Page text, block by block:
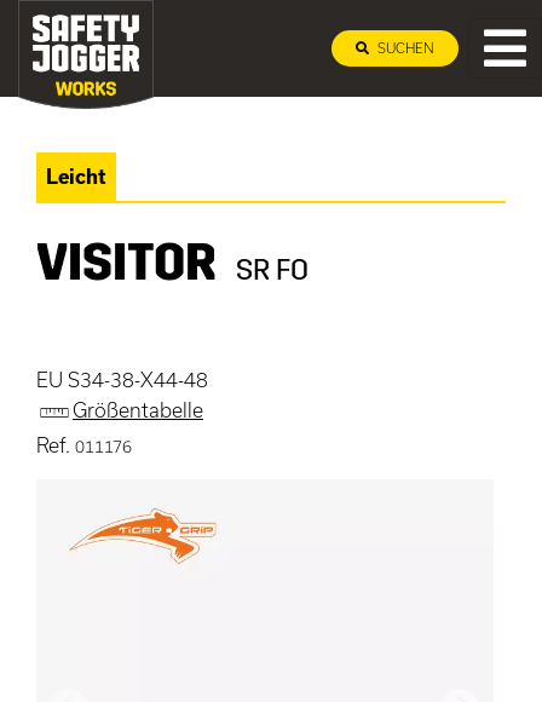
SUCHEN
Leicht
VISITOR SR FO
EU S34-38-X44-48
Größentabelle
Ref. 011176